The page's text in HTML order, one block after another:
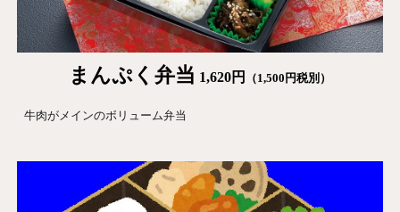
まんぷく 弁当 1,620円 （1,500円税別）
牛肉がメインのボリューム弁当